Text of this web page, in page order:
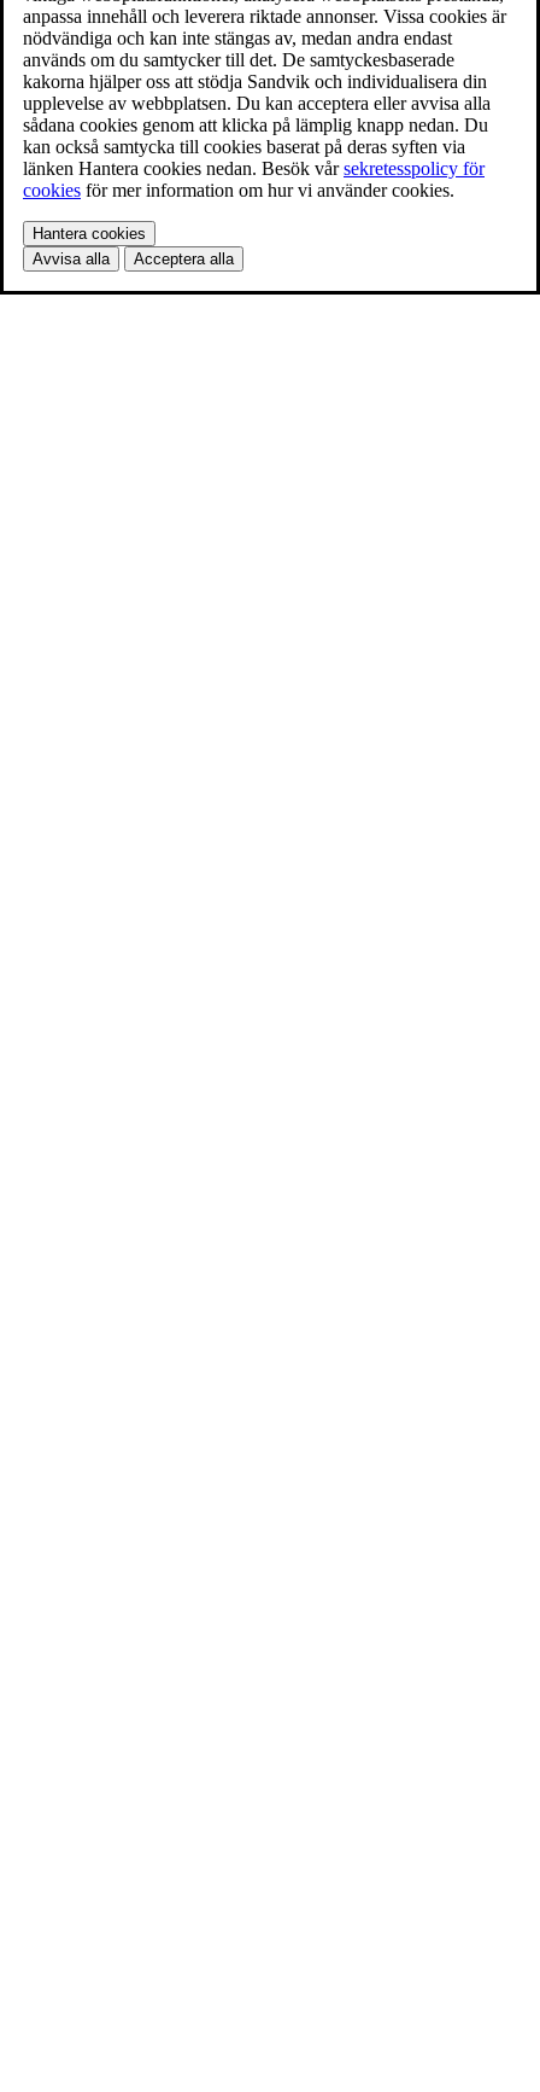
anpassa innehåll och leverera riktade annonser. Vissa cookies är
nödvändiga och kan inte stängas av, medan andra endast
används om du samtycker till det. De samtyckesbaserade
kakorna hjälper oss att stödja Sandvik och individualisera din
upplevelse av webbplatsen. Du kan acceptera eller avvisa alla
sådana cookies genom att klicka på lämplig knapp nedan. Du
kan också samtycka till cookies baserat på deras syften via
länken Hantera cookies nedan. Besök vårsekretesspolicy för
cookies för mer information om hur vi använder cookies.
Hantera cookies
Avvisa alla
Acceptera alla